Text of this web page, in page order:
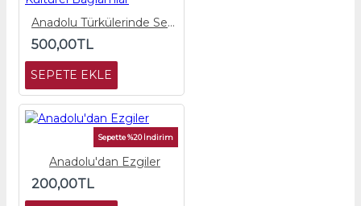
Anadolu Türkülerinde Semboller, Örüntüler ve Kültürel Bağlamlar
500,00TL
SEPETE EKLE
Sepette %20 İndirim
Anadolu'dan Ezgiler
200,00TL